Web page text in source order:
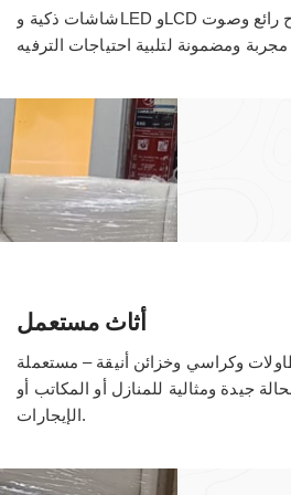
شاشات ذكية وLED وLCD بوضوح رائع وصوت
أثاث مستعمل
وكراسي وخزائن أنيقة – مستعملة
جيدة ومثالية للمنازل أو المكاتب أو
الإيجارات.